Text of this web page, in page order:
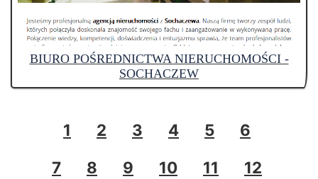
BIURO POŚREDNICTWA NIERUCHOMOŚCI -
SOCHACZEW
1 2 3 4 5
6
7
8 9 10 11
12